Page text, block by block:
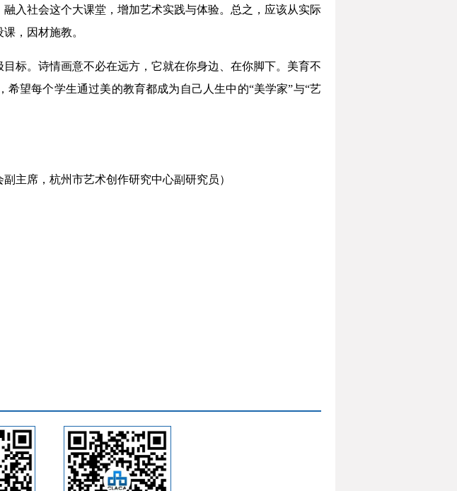
入社会这个大课堂，增加艺术实践与体验。总之，应该从实际
，因材施教。
标。诗情画意不必在远方，它就在你身边、在你脚下。美育不
望每个学生通过美的教育都成为自己人生中的“美学家”与“艺
主席，杭州市艺术创作研究中心副研究员）